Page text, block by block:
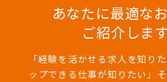
あなたに最適な
ご紹介します
「経験を活かせる求人を知り
ップできる仕事が知りたい」そ